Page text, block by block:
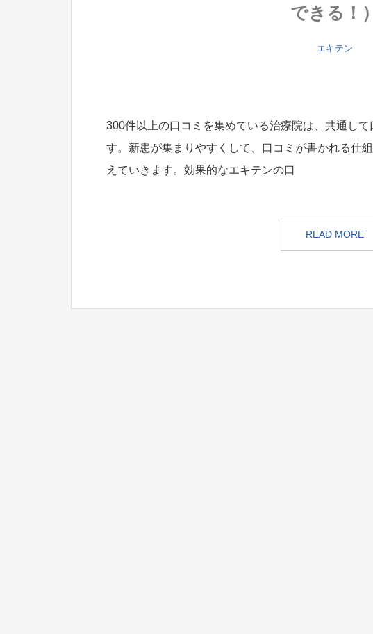
できる！）
エキテン
300件以上の口コミを集めている治療院は、共通し
す。新患が集まりやすくして、口コミが書かれる仕
えていきます。効果的なエキテンの口
READ MORE